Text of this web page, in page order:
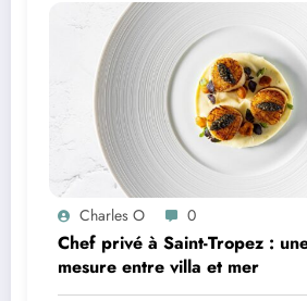
Charles O 0
Chef privé à Saint-Tropez :
mesure entre villa et mer